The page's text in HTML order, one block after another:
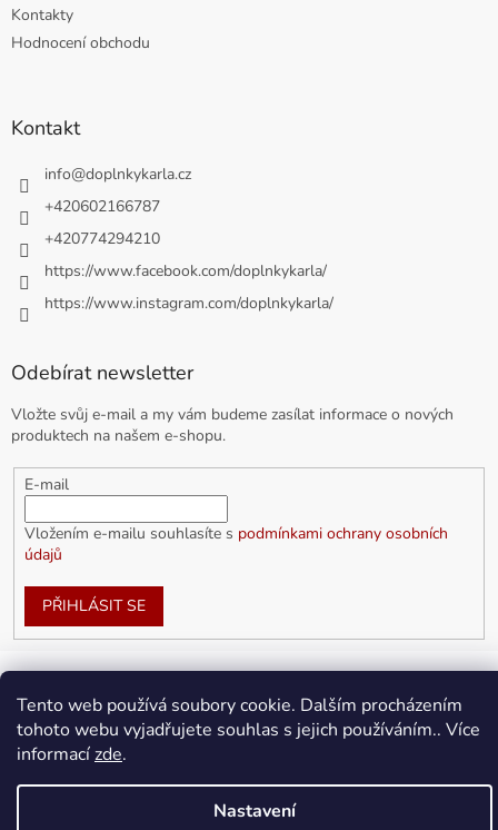
Tento web používá soubory cookie. Dalším procházením
tohoto webu vyjadřujete souhlas s jejich používáním.. Více
informacízde.
Nastavení
Kontakty
Hodnocení obchodu
Kontakt
info@doplnkykarla.cz
+420602166787
+420774294210
https://www.facebook.com/doplnkykarla/
https://www.instagram.com/doplnkykarla/
Odebírat newsletter
Vložte svůj e-mail a my vám budeme zasílat informace o nových
produktech na našem e-shopu.
E-mail
Vložením e-mailu souhlasíte s podmínkami ochrany osobních
údajů
PŘIHLÁSIT SE
Vytvořil Shoptet
Upravit nastavení cookies